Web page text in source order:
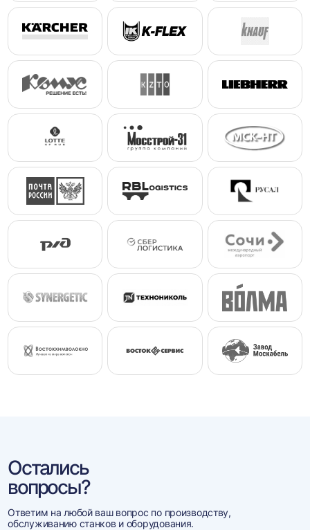
Остались
вопросы?
Ответим на любой ваш вопрос по производству,
обслуживанию станков и оборудования.